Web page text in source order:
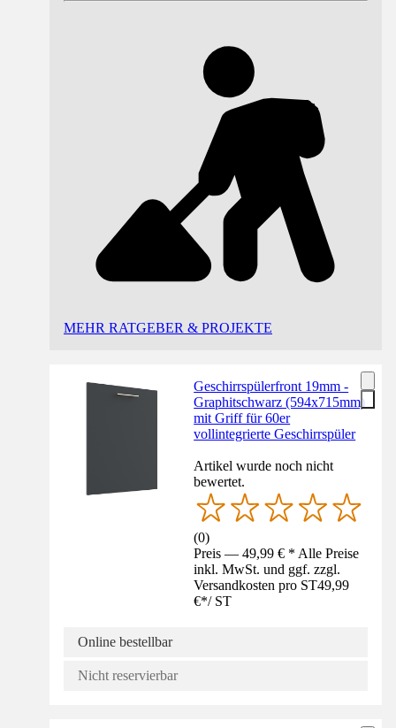
MEHR RATGEBER & PROJEKTE
Geschirrspülerfront 19mm -
Graphitschwarz (594x715mm)
mit Griff für 60er
vollintegrierte Geschirrspüler
Artikel wurde noch nicht
bewertet.
(0)
Preis — 49,99 € * Alle Preise
inkl. MwSt. und ggf. zzgl.
Versandkosten pro ST49,99
€*/ ST
Online bestellbar
Nicht reservierbar